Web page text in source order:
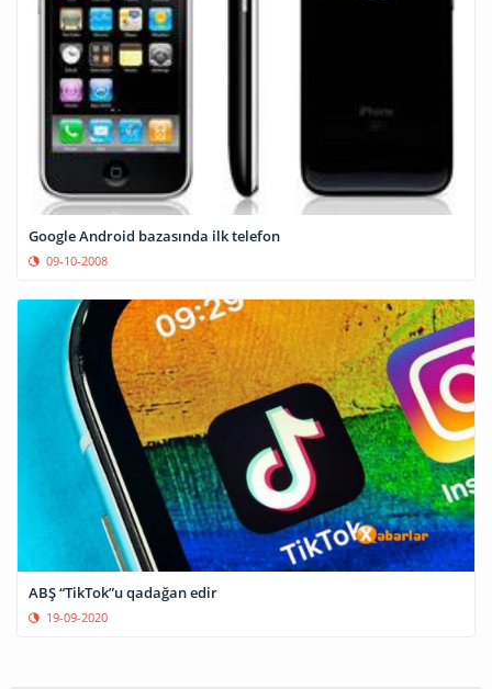
Google Android bazasında ilk telefon
09-10-2008
ABŞ “TikTok”u qadağan edir
19-09-2020